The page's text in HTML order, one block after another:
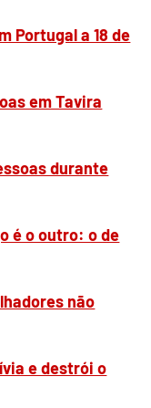
Portugal a 18 de
em Tavira
durante
é o outro: o de
não
e destrói o